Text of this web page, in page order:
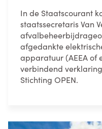
In de Staatscourant
staatssecretaris Van
afgedankte
apparatuur (AEEA of
verbindend
Stichting OPEN.